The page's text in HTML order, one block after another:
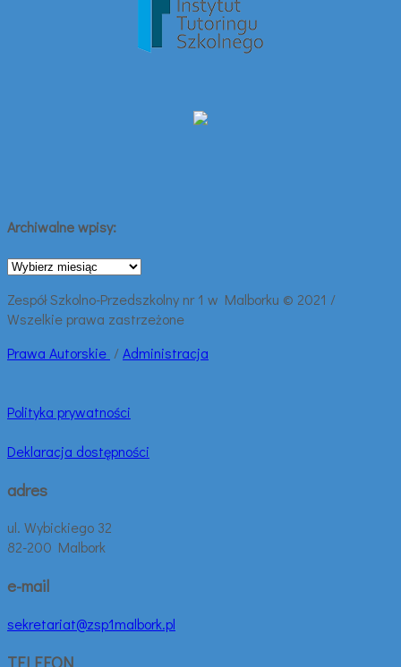
Archiwalne wpisy:
Archiwalne
Zespół Szkolno-Przedszkolny nr 1 w Malborku © 2021 /
Wszelkie prawa zastrzeżone
Prawa Autorskie /Administracja
Polityka prywatności
Deklaracja dostępności
adres
ul. Wybickiego 32
82-200 Malbork
e-mail
sekretariat@zsp1malbork.pl
TELEFON